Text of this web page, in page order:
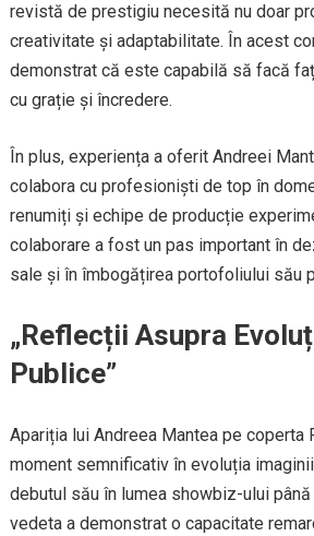
revistă de prestigiu necesită nu doar
creativitate și adaptabilitate. În acest
demonstrat că este capabilă să facă
cu grație și încredere.
În plus, experiența a oferit Andreei
colabora cu profesioniști de top în
renumiți și echipe de producție
colaborare a fost un pas important în
sale și în îmbogățirea portofoliului său
„Reflecții Asupra
Publice”
Apariția lui Andreea Mantea pe coperta
moment semnificativ în evoluția
debutul său în lumea showbiz-ului
vedeta a demonstrat o capacitate